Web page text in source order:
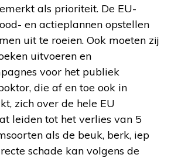
als prioriteit. De EU-
en actieplannen opstellen
uit te roeien. Ook moeten zij
uitvoeren en
voor het publiek
die af en toe ook in
zich over de hele EU
leiden tot het verlies van 5
als de beuk, berk, iep
schade kan volgens de